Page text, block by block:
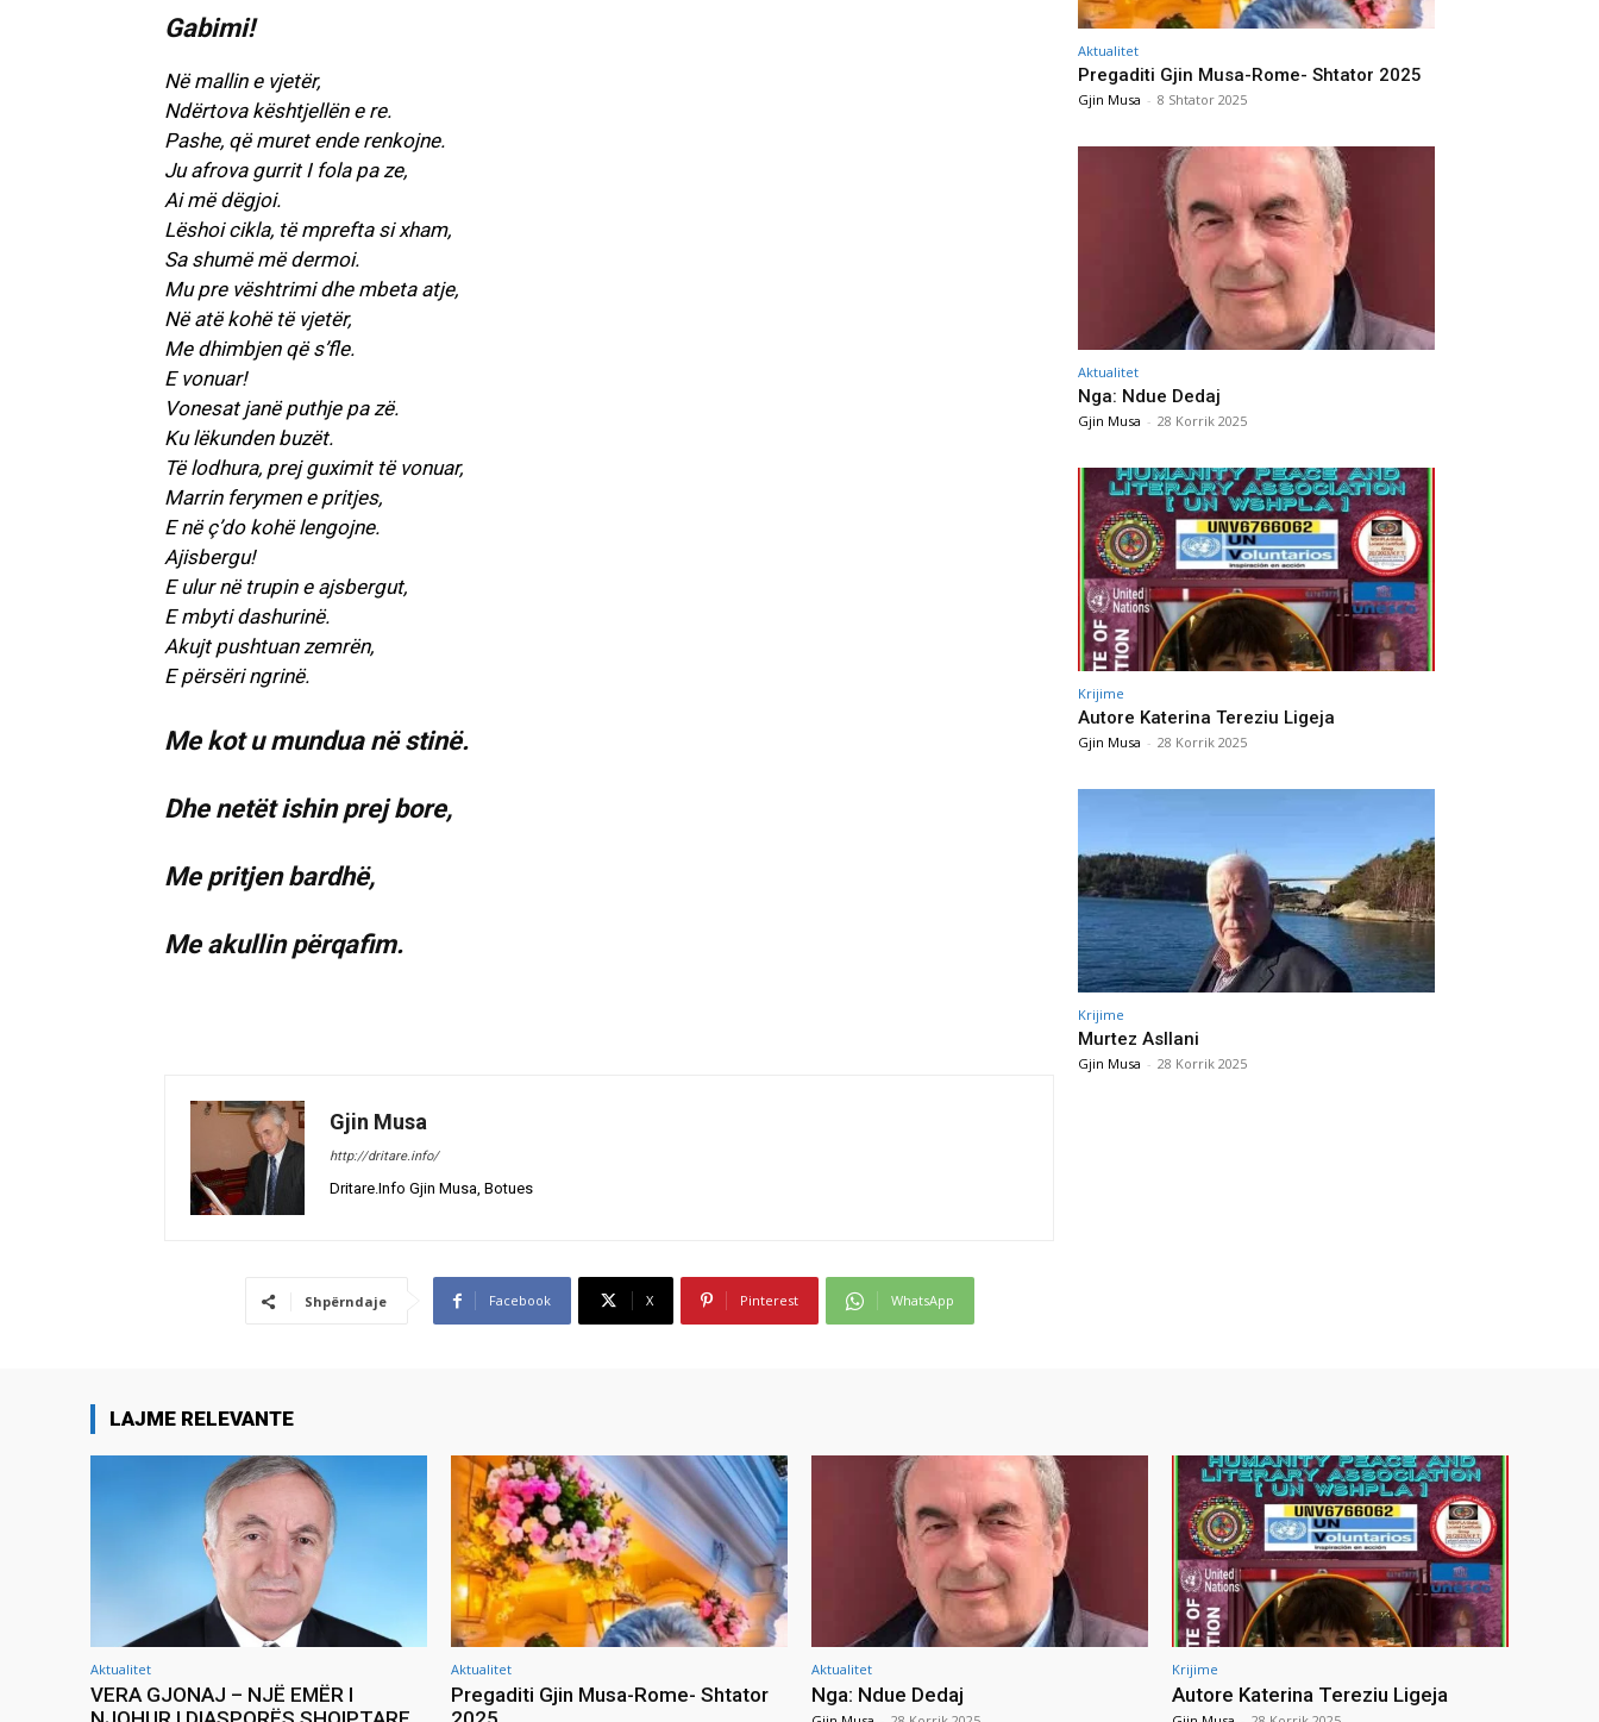
Gabimi!
Në mallin e vjetër,
Ndërtova kështjellën e re.
Pashe, që muret ende renkojne.
Ju afrova gurrit I fola pa ze,
Ai më dëgjoi.
Lëshoi cikla, të mprefta si xham,
Sa shumë më dermoi.
Mu pre vështrimi dhe mbeta atje,
Në atë kohë të vjetër,
Me dhimbjen që s’fle.
E vonuar!
Vonesat janë puthje pa zë.
Ku lëkunden buzët.
Të lodhura, prej guximit të vonuar,
Marrin ferymen e pritjes,
E në ç’do kohë lengojne.
Ajisbergu!
E ulur në trupin e ajsbergut,
E mbyti dashurinë.
Akujt pushtuan zemrën,
E përsëri ngrinë.
Me kot u mundua në stinë.
Dhe netët ishin prej bore,
Me pritjen bardhë,
Me akullin përqafim.
Gjin Musa
http://dritare.info/
Dritare.Info Gjin Musa, Botues
Shpërndaje Facebook X Pinterest WhatsApp
Aktualitet
Pregaditi Gjin Musa-Rome- Shtator 2025
Gjin Musa - 8 Shtator 2025
Aktualitet
Nga: Ndue Dedaj
Gjin Musa - 28 Korrik 2025
Krijime
Autore Katerina Tereziu Ligeja
Gjin Musa - 28 Korrik 2025
Krijime
Murtez Asllani
Gjin Musa - 28 Korrik 2025
LAJME RELEVANTE
Aktualitet
VERA GJONAJ – NJË EMËR I
Aktualitet
Pregaditi Gjin Musa-Rome- Shtator
Aktualitet
Nga: Ndue Dedaj
Krijime
Autore Katerina Tereziu Ligeja